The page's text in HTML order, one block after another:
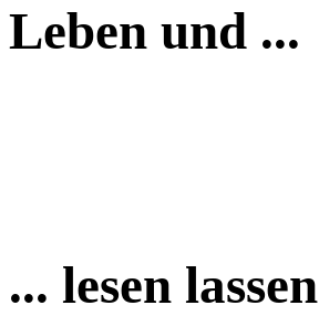
Leben und ...
... lesen lassen